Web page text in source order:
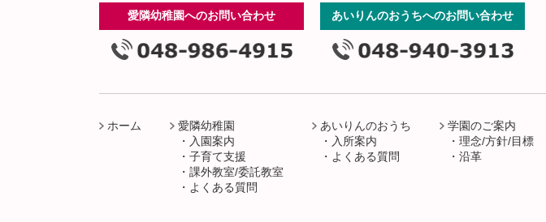
愛隣幼稚園へのお問い合わせ あいりんのおうちへのお問い合わせ
ホーム
愛隣幼稚園
入園案内
子育て支援
課外教室/委託教室
よくある質問
あいりんのおうち
入所案内
よくある質問
学園のご案内
理念/方針/目標
沿革